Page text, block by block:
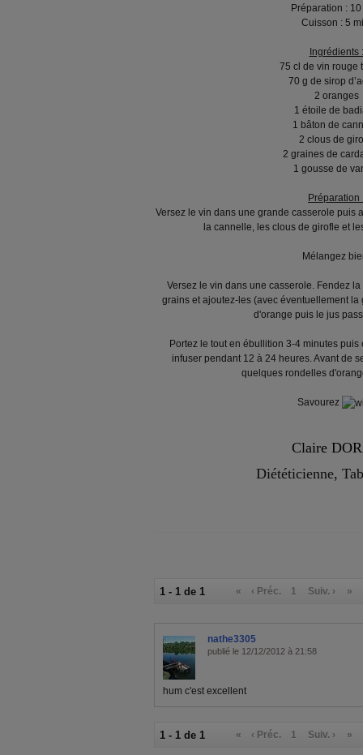
Préparation :
Cuisson : 5
Ingrédients :
75 cl de vin rouge
70 g de sirop
2 oranges
1 étoile de
1 bâton de
2 clous de
2 graines de
1 gousse de
Préparation
Versez le vin dans une grande casserole puis
la cannelle, les clous de girofle et
Mélangez
Versez le vin dans une casserole. Fendez
grains et ajoutez-les (avec éventuellement
d'orange puis le jus
Portez le tout en ébullition 3-4 minutes
infuser pendant 12 à 24 heures. Avant de
quelques rondelles
Savourez
Claire
Diététicienne,
1 - 1 de 1 « ‹ Préc. 1 Suiv. › »
nathe3305
publié le 12/12/2012 à 21:58
hum c'est excellent
1 - 1 de 1 « ‹ Préc. 1 Suiv. › »